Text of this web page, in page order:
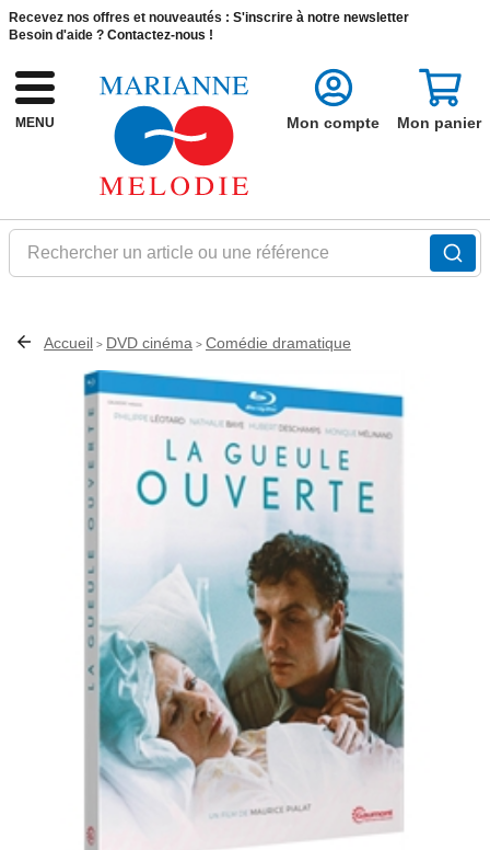
Recevez nos offres et nouveautés : S'inscrire à notre newsletter
Besoin d'aide ? Contactez-nous !
MENU
Rechercher un article ou une référence
Mon compte Mon panier
Accueil > DVD cinéma > Comédie dramatique